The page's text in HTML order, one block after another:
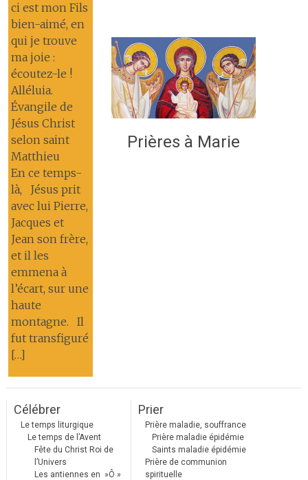
ci est mon Fils
bien-aimé, en
qui je trouve
ma joie :
écoutez-le !
Alléluia.
Évangile de
Jésus Christ
selon saint
Matthieu
En ce temps-
là, Jésus prit
avec lui Pierre,
Jacques et
Jean son frère,
et il les
emmena à
l’écart, sur une
haute
montagne. Il
fut transfiguré
[…]
Prières à Marie
Célébrer
Le temps liturgique
Le temps de l’Avent
Fête du Christ Roi de
l’Univers
Les antiennes en »Ô »
Prier
Prière maladie, souffrance
Prière maladie épidémie
Saints maladie épidémie
Prière de communion
spirituelle